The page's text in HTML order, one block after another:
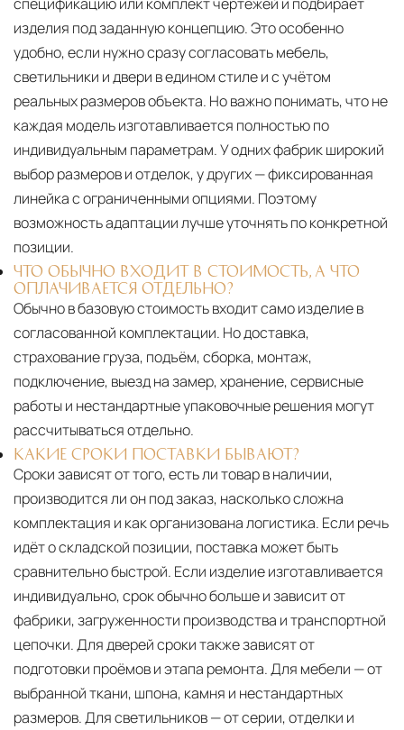
изделия под заданную концепцию. Это особенно
удобно, если нужно сразу согласовать мебель,
светильники и двери в едином стиле и с учётом
реальных размеров объекта. Но важно понимать, что не
каждая модель изготавливается полностью по
индивидуальным параметрам. У одних фабрик широкий
выбор размеров и отделок, у других — фиксированная
линейка с ограниченными опциями. Поэтому
возможность адаптации лучше уточнять по конкретной
позиции.
ЧТО ОБЫЧНО ВХОДИТ В СТОИМОСТЬ, А ЧТО
ОПЛАЧИВАЕТСЯ ОТДЕЛЬНО?
Обычно в базовую стоимость входит само изделие в
согласованной комплектации. Но доставка,
страхование груза, подъём, сборка, монтаж,
подключение, выезд на замер, хранение, сервисные
работы и нестандартные упаковочные решения могут
рассчитываться отдельно.
КАКИЕ СРОКИ ПОСТАВКИ БЫВАЮТ?
Сроки зависят от того, есть ли товар в наличии,
производится ли он под заказ, насколько сложна
комплектация и как организована логистика. Если речь
идёт о складской позиции, поставка может быть
сравнительно быстрой. Если изделие изготавливается
индивидуально, срок обычно больше и зависит от
фабрики, загруженности производства и транспортной
цепочки. Для дверей сроки также зависят от
подготовки проёмов и этапа ремонта. Для мебели — от
выбранной ткани, шпона, камня и нестандартных
размеров. Для светильников — от серии, отделки и